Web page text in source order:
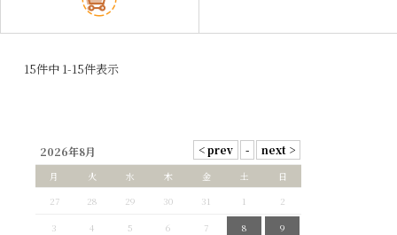
15件中 1-15件表示
2026年8月
月 火 水 木 金 土
日
27
28 29 30 31 1
2
3
4 5 6 7 8
9